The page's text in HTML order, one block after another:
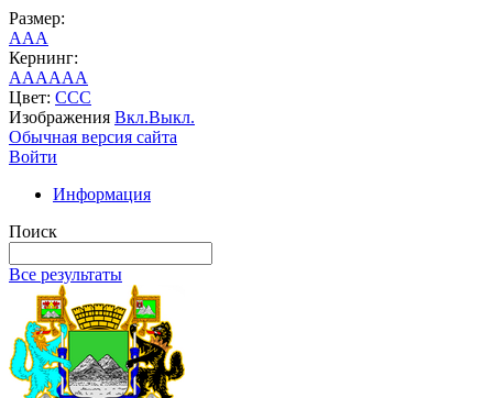
Размер:
AAA
Кернинг:
AAAAAA
Цвет: CCC
Изображения Вкл.Выкл.
Обычная версия сайта
Войти
Информация
Поиск
Все результаты